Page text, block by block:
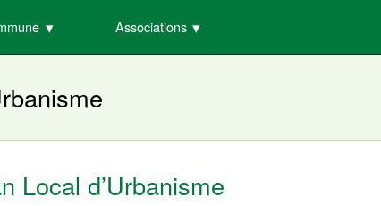
Associations
Local d’Urbanisme